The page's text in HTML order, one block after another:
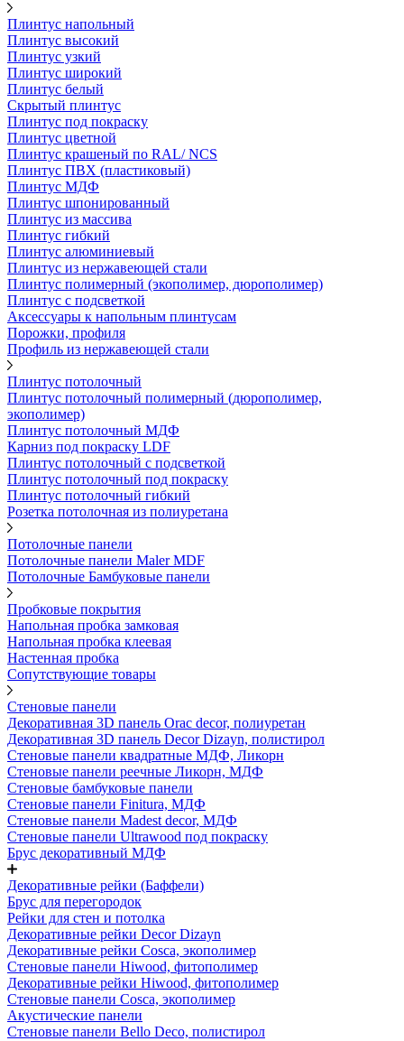
Плинтус напольный
Плинтус высокий
Плинтус узкий
Плинтус широкий
Плинтус белый
Скрытый плинтус
Плинтус под покраску
Плинтус цветной
Плинтус крашеный по RAL/ NCS
Плинтус ПВХ (пластиковый)
Плинтус МДФ
Плинтус шпонированный
Плинтус из массива
Плинтус гибкий
Плинтус алюминиевый
Плинтус из нержавеющей стали
Плинтус полимерный (экополимер, дюрополимер)
Плинтус с подсветкой
Аксессуары к напольным плинтусам
Порожки, профиля
Профиль из нержавеющей стали
Плинтус потолочный
Плинтус потолочный полимерный (дюрополимер,
экополимер)
Плинтус потолочный МДФ
Карниз под покраску LDF
Плинтус потолочный с подсветкой
Плинтус потолочный под покраску
Плинтус потолочный гибкий
Розетка потолочная из полиуретана
Потолочные панели
Потолочные панели Maler MDF
Потолочные Бамбуковые панели
Пробковые покрытия
Напольная пробка замковая
Напольная пробка клеевая
Настенная пробка
Сопутствующие товары
Стеновые панели
Декоративная 3D панель Orac decor, полиуретан
Декоративная 3D панель Decor Dizayn, полистирол
Стеновые панели квадратные МДФ, Ликорн
Стеновые панели реечные Ликорн, МДФ
Стеновые бамбуковые панели
Стеновые панели Finitura, МДФ
Стеновые панели Madest decor, МДФ
Стеновые панели Ultrawood под покраску
Брус декоративный МДФ
Декоративные рейки (Баффели)
Брус для перегородок
Рейки для стен и потолка
Декоративные рейки Decor Dizayn
Декоративные рейки Cosca, экополимер
Стеновые панели Hiwood, фитополимер
Декоративные рейки Hiwood, фитополимер
Стеновые панели Cosca, экополимер
Акустические панели
Стеновые панели Bello Deco, полистирол